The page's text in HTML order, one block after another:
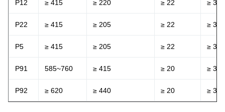
P12 ≥ 415 ≥ 220 ≥ 22 ≥ 35
P22 ≥ 415 ≥ 205 ≥ 22 ≥ 35
P5 ≥ 415 ≥ 205 ≥ 22 ≥ 35
P91 585~760 ≥ 415 ≥ 20 ≥ 35
P92 ≥ 620 ≥ 440 ≥ 20 ≥ 35